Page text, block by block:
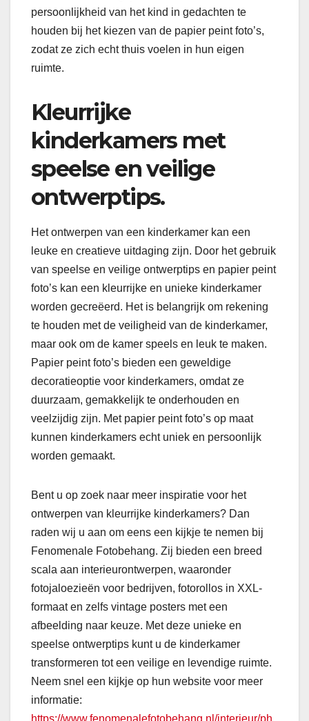
persoonlijkheid van het kind in gedachten te
houden bij het kiezen van de papier peint foto’s,
zodat ze zich echt thuis voelen in hun eigen
ruimte.
Kleurrijke
kinderkamers met
speelse en veilige
ontwerptips.
Het ontwerpen van een kinderkamer kan een
leuke en creatieve uitdaging zijn. Door het gebruik
van speelse en veilige ontwerptips en papier peint
foto’s kan een kleurrijke en unieke kinderkamer
worden gecreëerd. Het is belangrijk om rekening
te houden met de veiligheid van de kinderkamer,
maar ook om de kamer speels en leuk te maken.
Papier peint foto’s bieden een geweldige
decoratieoptie voor kinderkamers, omdat ze
duurzaam, gemakkelijk te onderhouden en
veelzijdig zijn. Met papier peint foto’s op maat
kunnen kinderkamers echt uniek en persoonlijk
worden gemaakt.
Bent u op zoek naar meer inspiratie voor het
ontwerpen van kleurrijke kinderkamers? Dan
raden wij u aan om eens een kijkje te nemen bij
Fenomenale Fotobehang. Zij bieden een breed
scala aan interieurontwerpen, waaronder
fotojaloezieën voor bedrijven, fotorollos in XXL-
formaat en zelfs vintage posters met een
afbeelding naar keuze. Met deze unieke en
speelse ontwerptips kunt u de kinderkamer
transformeren tot een veilige en levendige ruimte.
Neem snel een kijkje op hun website voor meer
informatie: